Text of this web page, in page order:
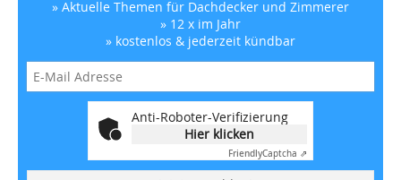
» Aktuelle Themen für Dachdecker und Zimmerer
» 12 x im Jahr
» kostenlos & jederzeit kündbar
Anti-Roboter-Verifizierung
Hier klicken
FriendlyCaptcha ⇗